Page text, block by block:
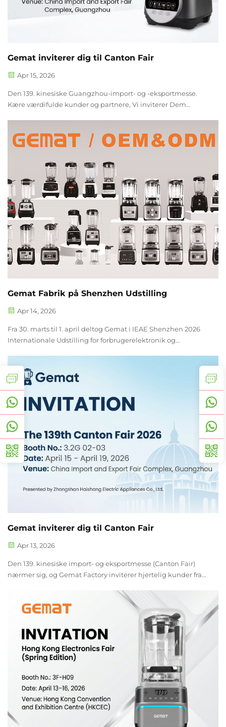
Gemat inviterer dig til Canton Fair
Apr 15, 2026
Den 139. kinesiske Guangzhou-import- og -eksportmesse.
Kære værdifulde kunder og partnere, Vi inviterer Dem
på blenders, mixere og små husholdningsapparater...
Gemat Fabrik på Shenzhen Udstilling
Apr 14, 2026
Fra 30. marts til 1. april deltog Gemat i IEAE Shenzhen 2026
Internationale Udstilling for forbrugerelektronik og
besøgende, og Gemats stand ...
Gemat inviterer dig til Canton Fair
Apr 13, 2026
Den 139. kinesiske import- og eksportmesse (Canton Fair)
nærmer sig, og Gemat Factory inviterer hjertelig kunder fra
Som en professionel producent, der fokuserer på blenders, vil
vi deltage...